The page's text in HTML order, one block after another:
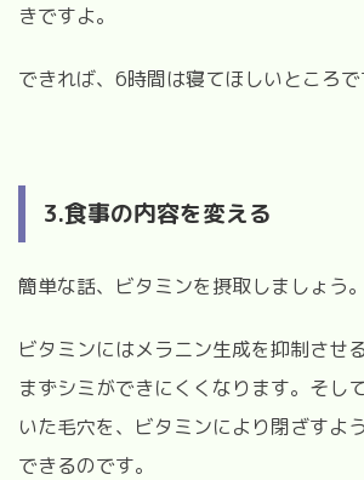
きですよ。
できれば、6時間は寝てほしいところで
3.食事の内容を変える
簡単な話、ビタミンを摂取しましょう。
ビタミンにはメラニン生成を抑制させ
まずシミができにくくなります。そし
いた毛穴を、ビタミンにより閉ざすよ
できるのです。